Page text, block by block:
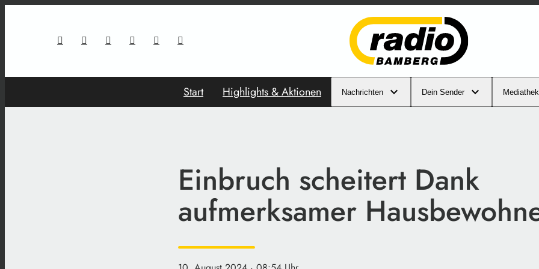
Start Highlights & Aktionen Nachrichten Dein Sender Mediathek
Einbruch scheitert Dank
aufmerksamer